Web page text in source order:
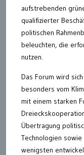
aufstrebenden
qualifizierter
politischen
beleuchten, die
nutzen.
Das Forum wird
besonders vom
mit einem starken
Übertragung
Technologien
wenigsten